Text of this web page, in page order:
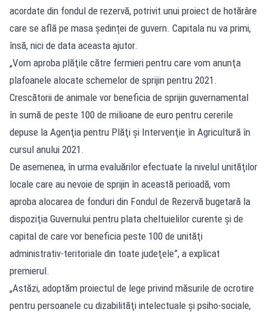
acordate din fondul de rezervă, potrivit unui proiect de hotărâre
care se află pe masa ședinței de guvern. Capitala nu va primi,
însă, nici de data aceasta ajutor.
„Vom aproba plăţile către fermieri pentru care vom anunţa
plafoanele alocate schemelor de sprijin pentru 2021.
Crescătorii de animale vor beneficia de sprijin guvernamental
în sumă de peste 100 de milioane de euro pentru cererile
depuse la Agenţia pentru Plăţi şi Intervenţie în Agricultură în
cursul anului 2021.
De asemenea, în urma evaluărilor efectuate la nivelul unităţilor
locale care au nevoie de sprijin în această perioadă, vom
aproba alocarea de fonduri din Fondul de Rezervă bugetară la
dispoziţia Guvernului pentru plata cheltuielilor curente şi de
capital de care vor beneficia peste 100 de unităţi
administrativ-teritoriale din toate judeţele”, a explicat
premierul.
„Astăzi, adoptăm proiectul de lege privind măsurile de ocrotire
pentru persoanele cu dizabilităţi intelectuale şi psiho-sociale,